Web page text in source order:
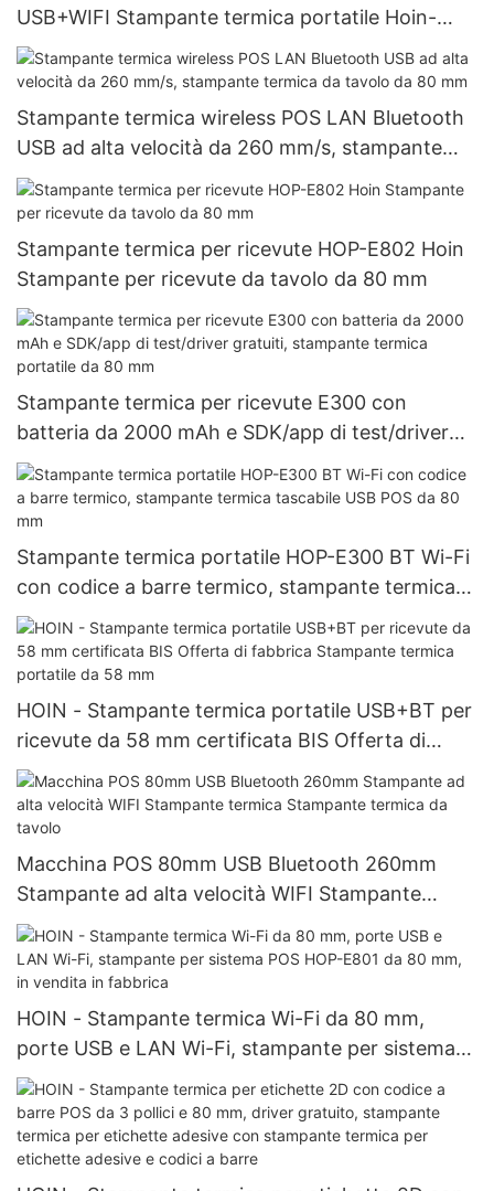
USB+WIFI Stampante termica portatile Hoin-
E200 da 58 mm
Stampante termica wireless POS LAN Bluetooth
USB ad alta velocità da 260 mm/s, stampante
termica da tavolo da 80 mm
Stampante termica per ricevute HOP-E802 Hoin
Stampante per ricevute da tavolo da 80 mm
Stampante termica per ricevute E300 con
batteria da 2000 mAh e SDK/app di test/driver
gratuiti, stampante termica portatile da 80 mm
Stampante termica portatile HOP-E300 BT Wi-Fi
con codice a barre termico, stampante termica
tascabile USB POS da 80 mm
HOIN - Stampante termica portatile USB+BT per
ricevute da 58 mm certificata BIS Offerta di
fabbrica Stampante termica portatile da 58 mm
Macchina POS 80mm USB Bluetooth 260mm
Stampante ad alta velocità WIFI Stampante
termica Stampante termica da tavolo
HOIN - Stampante termica Wi-Fi da 80 mm,
porte USB e LAN Wi-Fi, stampante per sistema
POS HOP-E801 da 80 mm, in vendita in fabbrica